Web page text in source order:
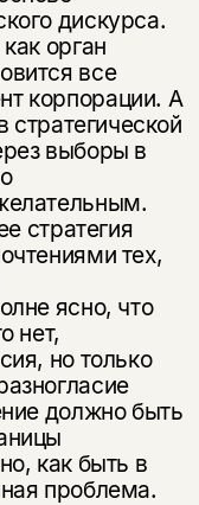
дискурса.
орган
все
корпорации. А
стратегической
выборы в
стратегия
тех,
ясно, что
нет,
но только
должно быть
как быть в
проблема.